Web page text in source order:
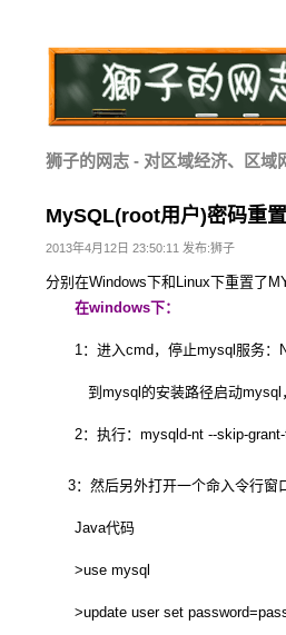
狮子的网志 - 对区域经济、区域
MySQL(root用户)密码重置
2013年4月12日 23:50:11 发布:狮子
分别在Windows下和Linux下重置了
在windows下：
1：进入cmd，停止mysql服务：
到mysql的安装路径启动mysql，
2：执行：mysqld-nt --skip-grant-
3：然后另外打开一个命入令行窗
Java代码
>use mysql
>update user set